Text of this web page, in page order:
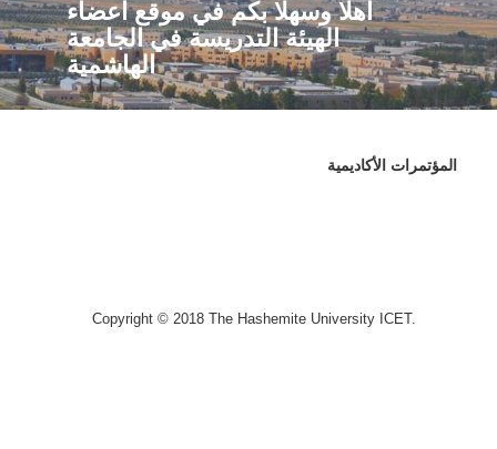
اهلا وسهلا بكم في موقع اعضاء
الهيئة التدريسة في الجامعة
الهاشمية
المؤتمرات الأكاديمية
Copyright © 2018 The Hashemite University ICET.